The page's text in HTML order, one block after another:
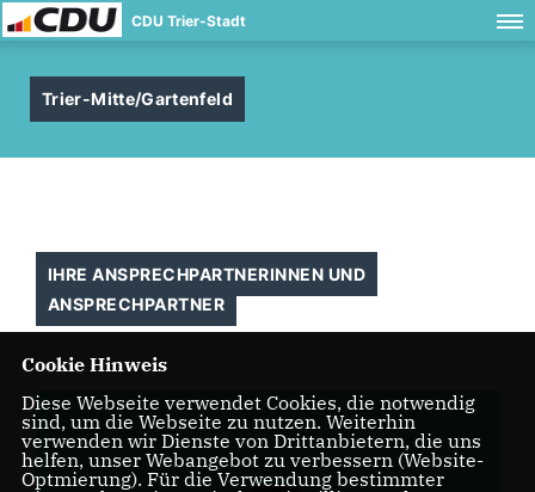
CDU Trier-Stadt
Trier-Mitte/Gartenfeld
IHRE ANSPRECHPARTNERINNEN UND
ANSPRECHPARTNER
Cookie Hinweis
Diese Webseite verwendet Cookies, die notwendig
sind, um die Webseite zu nutzen. Weiterhin
verwenden wir Dienste von Drittanbietern, die uns
helfen, unser Webangebot zu verbessern (Website-
Optmierung). Für die Verwendung bestimmter